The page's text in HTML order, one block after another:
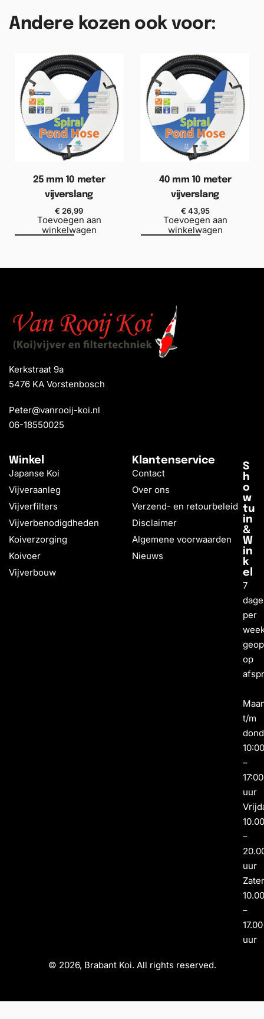
Andere kozen ook voor:
25 mm 10 meter
vijverslang
€ 26,99
Toevoegen aan
winkelwagen
40 mm 10 meter
vijverslang
€ 43,95
Toevoegen aan
winkelwagen
Kerkstraat 9a
5476 KA Vorstenbosch
Peter@vanrooij-koi.nl
06-18550025
Winkel
Japanse Koi
Vijveraanleg
Vijverfilters
Vijverbenodigdheden
Koiverzorging
Koivoer
Vijverbouw
Klantenservice
Contact
Over ons
Verzend- en retourbeleid
Disclaimer
Algemene voorwaarden
Nieuws
S
h
o
w
tu
in
&
W
in
k
el
7
per
op
t/m
–
17:00
uur
–
uur
–
17.00
uur
© 2026, Brabant Koi. All rights reserved.